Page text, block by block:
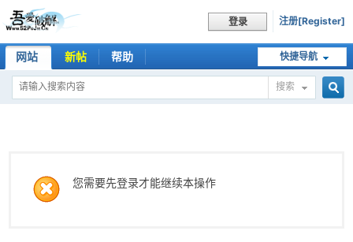
登录 注册[Register]
快捷导航
网站 新帖 帮助
搜索
您需要先登录才能继续本操作